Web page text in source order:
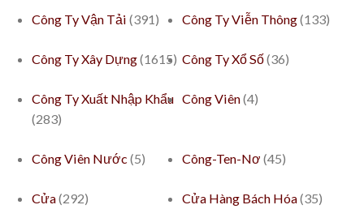
Công Ty Vận Tải (391) Công Ty Viễn Thông(133)
Công Ty Xây Dựng(1615) Công Ty Xổ Số(36)
Công Ty Xuất Nhập Khẩu
(283)
Công Viên(4)
Công Viên Nước(5) Công-Ten-Nơ (45)
Cửa(292) Cửa Hàng Bách Hóa(35)